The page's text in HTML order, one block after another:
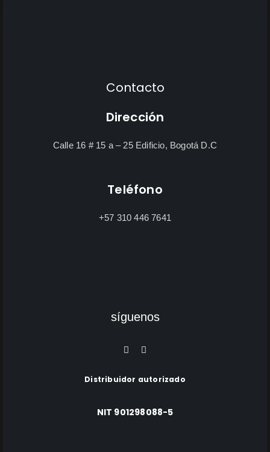
Contacto
Dirección
Calle 16 # 15 a – 25 Edificio, Bogotá D.C
Teléfono
+57 310 446 7641
síguenos
Distribuidor autorizado
NIT 901298088-5